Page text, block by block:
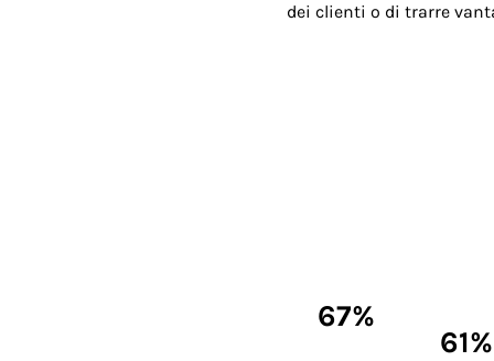
dei clienti o di trarre
67%
61%